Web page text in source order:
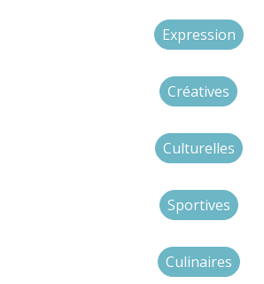
Expression
Créatives
Culturelles
Sportives
Culinaires